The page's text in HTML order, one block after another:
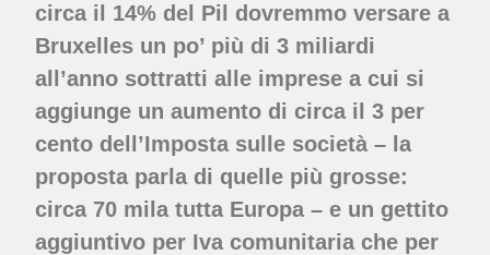
circa il 14% del Pil dovremmo versare a
Bruxelles un po’ più di 3 miliardi
all’anno sottratti alle imprese a cui si
aggiunge un aumento di circa il 3 per
cento dell’Imposta sulle società – la
proposta parla di quelle più grosse:
circa 70 mila tutta Europa – e un gettito
aggiuntivo per Iva comunitaria che per